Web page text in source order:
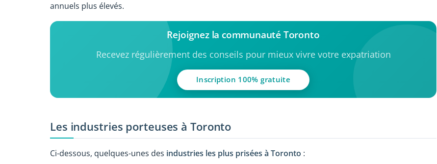
annuels plus élevés.
Rejoignez la communauté Toronto
Recevez régulièrement des conseils pour mieux vivre votre expatriation
Inscription 100% gratuite
Les industries porteuses à Toronto
Ci-dessous, quelques-unes des industries les plus prisées à Toronto :